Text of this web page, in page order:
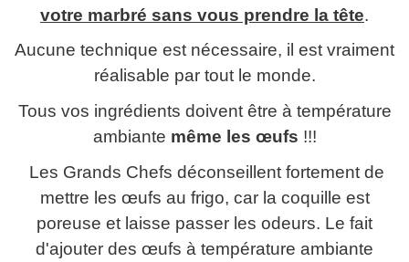
votre marbré sans vous prendre la tête.
Aucune technique est nécessaire, il est vraiment
réalisable par tout le monde.
Tous vos ingrédients doivent être à température
ambiante même les œufs !!!
Les Grands Chefs déconseillent fortement de
mettre les œufs au frigo, car la coquille est
poreuse et laisse passer les odeurs. Le fait
d'ajouter des œufs à température ambiante